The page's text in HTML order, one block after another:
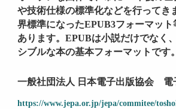
や技術仕様の標準化などを行ってき
界標準になったEPUB3フォーマット
あります。EPUBは小説だけでなく
シブルな本の基本フォーマットです
一般社団法人 日本電子出版協会 電
https://www.jepa.or.jp/jepa/commitee/